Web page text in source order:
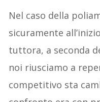
Nel caso della
sicuramente
tuttora, a seconda
noi riusciamo a
competitivo sta